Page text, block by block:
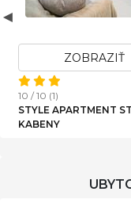
ZOBRAZIŤ
10 / 10 (1)
STYLE APARTMENT
KABENY